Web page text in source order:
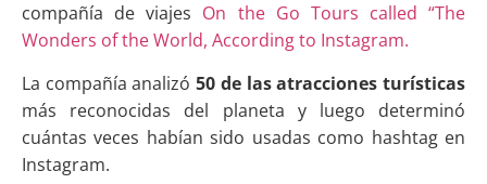
compañía de viajes On the Go Tours called “The
Wonders of the World, According to Instagram.
La compañía analizó50 de las atracciones turísticas
más reconocidas del planeta y luego determinó
cuántas veces habían sido usadas como hashtag en
Instagram.